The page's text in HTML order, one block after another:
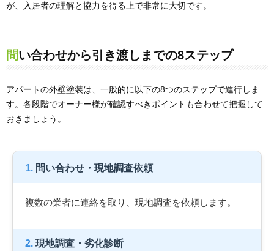
が、入居者の理解と協力を得る上で非常に大切です。
問い合わせから引き渡しまでの8ステップ
アパートの外壁塗装は、一般的に以下の8つのステップで進行しま
す。各段階でオーナー様が確認すべきポイントも合わせて把握して
おきましょう。
1. 問い合わせ・現地調査依頼
複数の業者に連絡を取り、現地調査を依頼します。
2. 現地調査・劣化診断